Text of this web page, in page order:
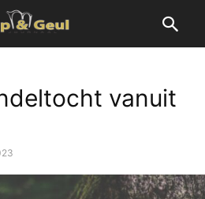
vanuit